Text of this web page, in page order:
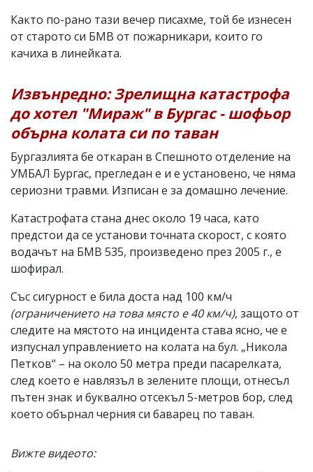
Както по-рано тази вечер писахме, той бе изнесен
от старото си БМВ от пожарникари, които го
качиха в линейката.
Извънредно: Зрелищна катастрофа
до хотел "Мираж" в Бургас - шофьор
обърна колата си по таван
Бургазлията бе откаран в Спешното отделение на
УМБАЛ Бургас, прегледан е и е установено, че няма
сериозни травми. Изписан е за домашно лечение.
Катастрофата стана днес около 19 часа, като
предстои да се установи точната скорост, с която
водачът на БМВ 535, произведено през 2005 г., е
шофирал.
Със сигурност е била доста над 100 км/ч
(ограничението на това място е 40 км/ч), защото от
следите на мястото на инцидента става ясно, че е
изпуснал управлението на колата на бул. „Никола
Петков“ – на около 50 метра преди пасарелката,
след което е навлязъл в зелените площи, отнесъл
пътен знак и буквално отсекъл 5-метров бор, след
което обърнал черния си баварец по таван.
Вижте видеото: